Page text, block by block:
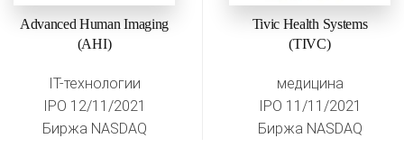
Advanced Human Imaging
(AHI)
IT-технологии
IPO 12/11/2021
Биржа NASDAQ
Tivic Health Systems
(TIVC)
медицина
IPO 11/11/2021
Биржа NASDAQ